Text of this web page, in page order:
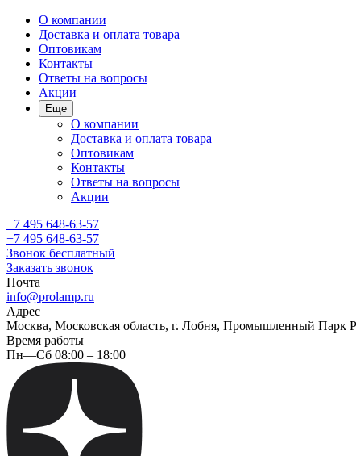
О компании
Доставка и оплата товара
Оптовикам
Контакты
Ответы на вопросы
Акции
Еще
О компании
Доставка и оплата товара
Оптовикам
Контакты
Ответы на вопросы
Акции
+7 495 648-63-57
+7 495 648-63-57
Звонок бесплатный
Заказать звонок
Почта
info@prolamp.ru
Адрес
Москва, Московская область, г. Лобня, Промышленный
Время работы
Пн—Сб 08:00 – 18:00